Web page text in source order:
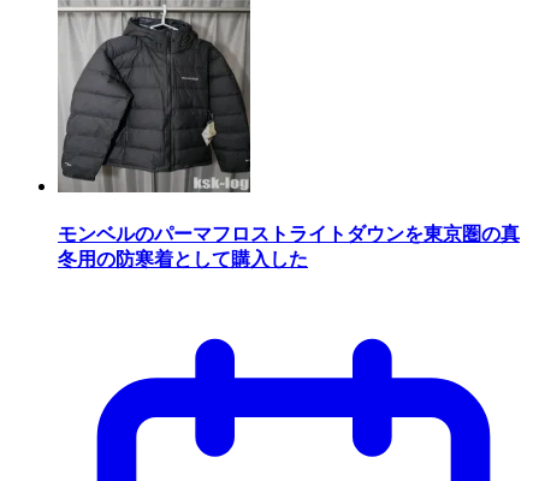
モンベルのパーマフロストライトダウンを東京圏の真
冬用の防寒着として購入した